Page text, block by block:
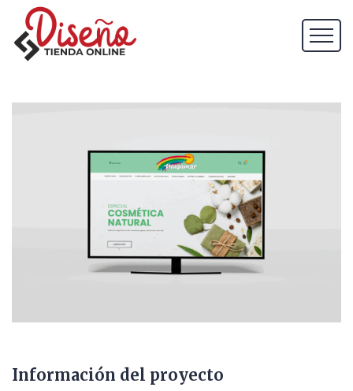
Información del proyecto